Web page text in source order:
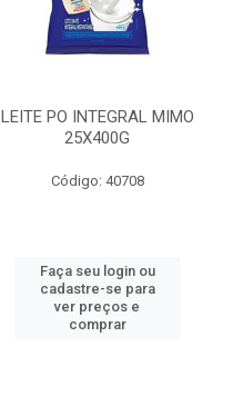
LEITE PO INTEGRAL MIMO
25X400G
Código: 40708
Faça seu login ou
cadastre-se para
ver preços e
comprar